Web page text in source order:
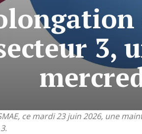
ce mardi 23 juin 2026, une
3,